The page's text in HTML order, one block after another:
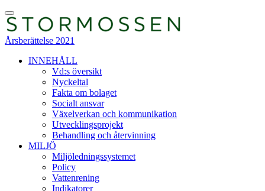
Skip
to
content
Toggle
Menu
Årsberättelse 2021
INNEHÅLL
Vd:s översikt
Nyckeltal
Fakta om bolaget
Socialt ansvar
Växelverkan och kommunikation
Utvecklingsprojekt
Behandling och återvinning
MILJÖ
Miljöledningssystemet
Policy
Vattenrening
Indikatorer